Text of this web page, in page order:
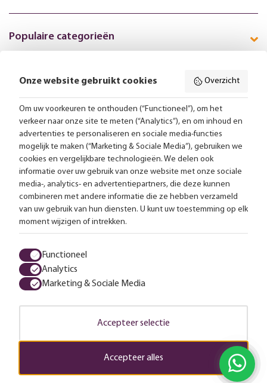
Populaire categorieën
Volg ons online:
Gratis bezorging vanaf 99,-
Advies op maat
Meer dan 25.000 lampen op voorraad
4.57 uit 2853 reviews
Alle prijzen zijn inclusief btw en exclusief eventuele verzendkosten.
© 2026 LampenTotaal
Algemene voorwaarden Privacy statement
Onze website gebruikt cookies Overzicht
Om uw voorkeuren te onthouden (“Functioneel”), om het
verkeer naar onze site te meten (“Analytics”), en om inhoud en
advertenties te personaliseren en sociale media-functies
mogelijk te maken (“Marketing & Sociale Media”), gebruiken we
cookies en vergelijkbare technologieën. We delen ook
informatie over uw gebruik van onze website met onze sociale
media-, analytics- en advertentiepartners, die deze kunnen
combineren met andere informatie die ze hebben verzameld
van uw gebruik van hun diensten. U kunt uw toestemming op elk
moment wijzigen of intrekken.
Functioneel
Analytics
Marketing & Sociale Media
Accepteer selectie
Accepteer alles